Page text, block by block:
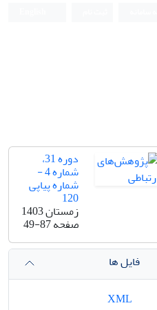
دوره 31،
شماره 4 -
شماره پیاپی
120
زمستان 1403
صفحه49-87
فایل ها